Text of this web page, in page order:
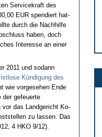
Ser­vice­kraft des
EUR spen­diert hat­
durch die Nach­hil­fe
ha­ben, doch
In­ter­es­se an ei­ner
2011 und so­dann
Kündi­gung des
wie vor­ge­se­hen En­de
der ge­feu­er­te
vor das Land­ge­richt Ko­
zu las­sen. Das
4 HKO 9/12).